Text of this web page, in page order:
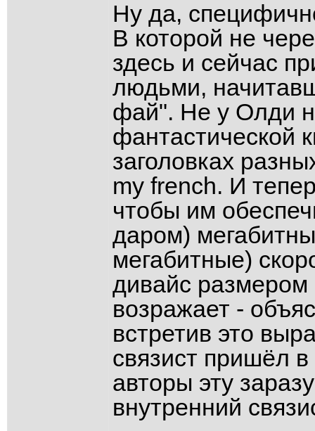
Ну да,
В которой не
здесь и сейчас
людьми,
фай". Не у Олди
фантастической
заголовках
my french. И
чтобы им
даром)
мегабитные)
дивайс
возражает -
встретив это
связист пришёл
авторы эту
внутренний